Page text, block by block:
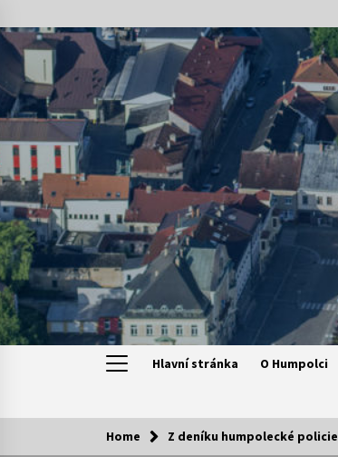
to
content
Hlavní stránka O Humpolci
Kam za kulturou?
Home Z deníku humpolecké policie